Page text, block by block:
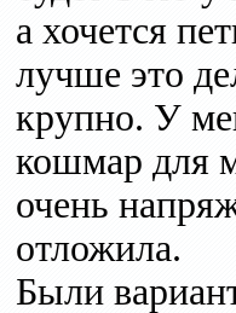
а хочется
лучше это
крупно. У
кошмар для
очень
отложила.
Были